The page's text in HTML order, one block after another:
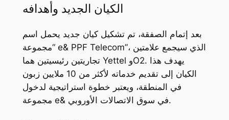
الكيان الجديد وأهدافه
بعد إتمام الصفقة، تم تشكيل كيان جديد يحمل اسم
“مجموعة e& PPF Telecom”، الذي سيجمع علامتين
تجاريتين رئيسيتين هما Yettel وO2. يهدف هذا
الكيان إلى تقديم خدماته لأكثر من 10 ملايين زبون
في المنطقة، ويعتبر خطوة استراتيجية لدخول
مجموعة e& في سوق الاتصالات الأوروبي.